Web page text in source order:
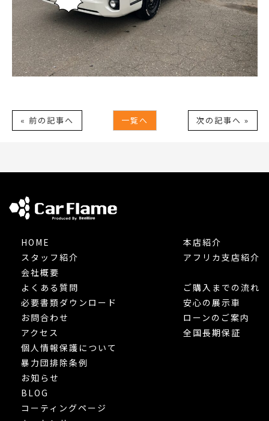
« 前の記事へ 一覧へ 次の記事へ »
HOME
スタッフ紹介
会社概要
本店紹介
アフリカ支店紹介
よくある質問
必要書類ダウンロード
お問合わせ
アクセス
個人情報保護について
暴力団排除条例
お知らせ
BLOG
ご購入までの流れ
安心の展示車
ローンのご案内
全国長期保証
コーティングページ